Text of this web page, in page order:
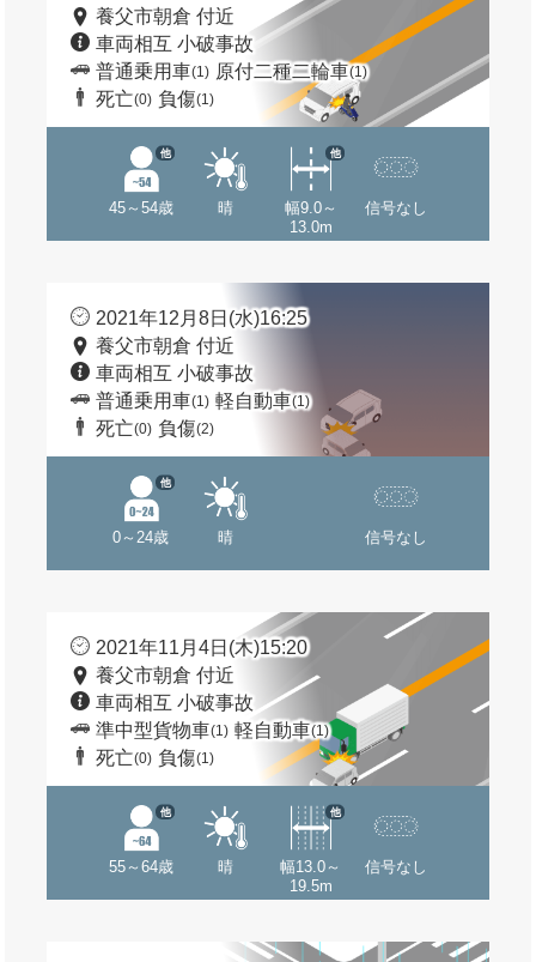
養父市朝倉 付近
車両相互 小破事故
普通乗用車(1) 原付二種二輪車(1)
死亡(0) 負傷(1)
45～54歳
他
晴
幅9.0～
13.0m
他
信号なし
2021年12月8日(水)16:25
養父市朝倉 付近
車両相互 小破事故
普通乗用車(1) 軽自動車(1)
死亡(0) 負傷(2)
0～24歳
他
晴 信号なし
2021年11月4日(木)15:20
養父市朝倉 付近
車両相互 小破事故
準中型貨物車(1) 軽自動車(1)
死亡(0) 負傷(1)
55～64歳
他
晴
幅13.0～
19.5m
他
信号なし